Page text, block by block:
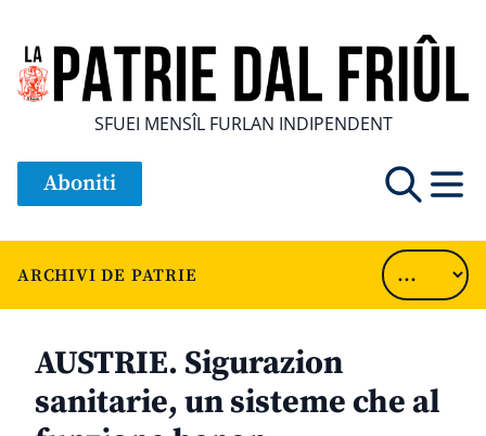
SFUEI MENSÎL FURLAN INDIPENDENT
Aboniti
ARCHIVI DE PATRIE
AUSTRIE. Sigurazion
sanitarie, un sisteme che al